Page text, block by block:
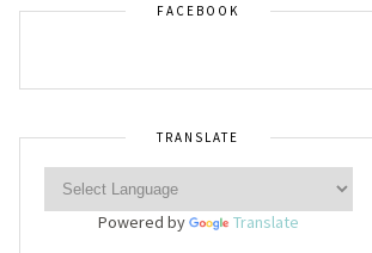
FACEBOOK
TRANSLATE
Powered by Translate